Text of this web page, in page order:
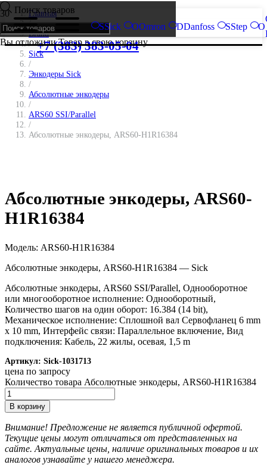
SSick OOmron DDanfoss SStep O
Поиск товаров
+7 (383) 383-05-04
Вы отложилиТоварв свою корзину.
Главная
/
Brand
/
Sick
/
Энкодеры Sick
/
Абсолютные энкодеры
/
ARS60 SSI/Parallel
/
Абсолютные энкодеры, ARS60-H1R16384
Абсолютные энкодеры, ARS60-
H1R16384
Модель: ARS60-H1R16384
Абсолютные энкодеры, ARS60-H1R16384 — Sick
Абсолютные энкодеры, ARS60 SSI/Parallel, Однооборотное
или многооборотное исполнение: Однооборотный,
Количество шагов на один оборот: 16.384 (14 bit),
Механическое исполнение: Сплошной вал Сервофланец 6 mm
x 10 mm, Интерфейс связи: Параллельное включение, Вид
подключения: Кабель, 22 жилы, осевая, 1,5 m
Артикул: Sick-1031713
цена по запросу
Количество товара Абсолютные энкодеры, ARS60-H1R16384
В корзину
Внимание! Предложение не является публичной офертой.
Текущие цены могут отличаться от представленных на
сайте. Актуальные цены, наличие оригинальных товаров и их
аналогов узнавайте у нашего менеджера.